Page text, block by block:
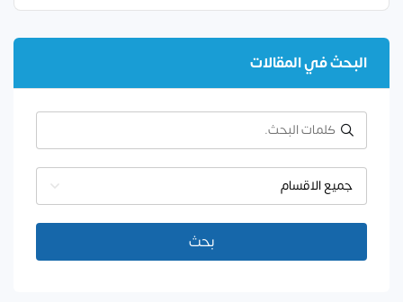
البحث في المقالات
جميع الاقسام
بحث